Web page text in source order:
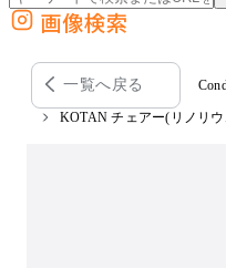
外部サイトの商品をカートに追加
他のサイトで見つけた商品ページのURLを
画像検索
一覧へ戻る
KOTAN チェアー(リノリ